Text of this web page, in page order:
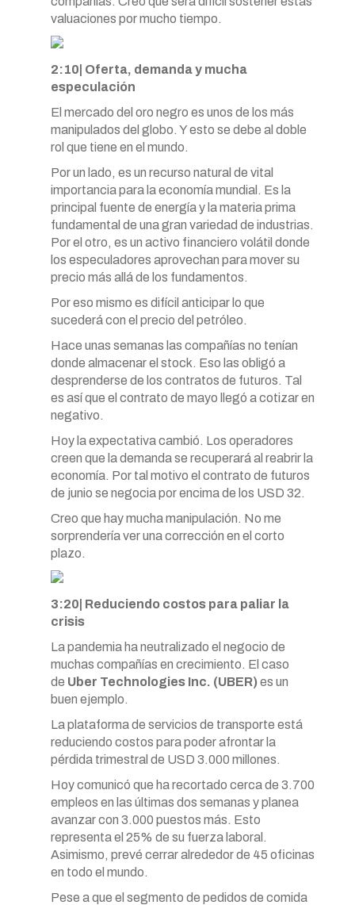
valuaciones por mucho tiempo.
2:10| Oferta, demanda y mucha
especulación
El mercado del oro negro es unos de los más
manipulados del globo. Y esto se debe al doble
rol que tiene en el mundo.
Por un lado, es un recurso natural de vital
importancia para la economía mundial. Es la
principal fuente de energía y la materia prima
fundamental de una gran variedad de industrias.
Por el otro, es un activo financiero volátil donde
los especuladores aprovechan para mover su
precio más allá de los fundamentos.
Por eso mismo es difícil anticipar lo que
sucederá con el precio del petróleo.
Hace unas semanas las compañías no tenían
donde almacenar el stock. Eso las obligó a
desprenderse de los contratos de futuros. Tal
es así que el contrato de mayo llegó a cotizar en
negativo.
Hoy la expectativa cambió. Los operadores
creen que la demanda se recuperará al reabrir la
economía. Por tal motivo el contrato de futuros
de junio se negocia por encima de los USD 32.
Creo que hay mucha manipulación. No me
sorprendería ver una corrección en el corto
plazo.
3:20| Reduciendo costos para paliar la
crisis
La pandemia ha neutralizado el negocio de
muchas compañías en crecimiento. El caso
de Uber Technologies Inc. (UBER)es un
buen ejemplo.
La plataforma de servicios de transporte está
reduciendo costos para poder afrontar la
pérdida trimestral de USD 3.000 millones.
Hoy comunicó que ha recortado cerca de 3.700
empleos en las últimas dos semanas y planea
avanzar con 3.000 puestos más. Esto
representa el 25% de su fuerza laboral.
Asimismo, prevé cerrar alrededor de 45 oficinas
en todo el mundo.
Pese a que el segmento de pedidos de comida